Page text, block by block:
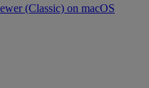
(Classic) on macOS